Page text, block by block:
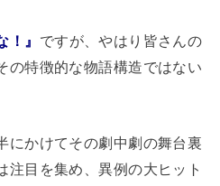
！』 ですが、やはり皆さんの
の特徴的な物語構造ではない
にかけてその劇中劇の舞台裏
注目を集め、異例の大ヒット